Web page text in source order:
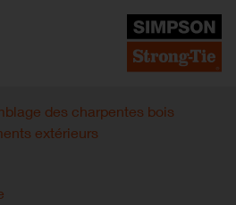
des charpentes bois
extérieurs